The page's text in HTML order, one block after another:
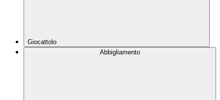
Giocattolo
Abbigliamento